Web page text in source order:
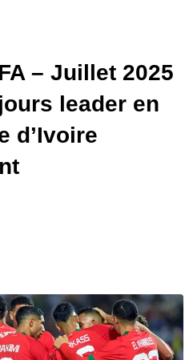
– Juillet 2025
leader en
d’Ivoire